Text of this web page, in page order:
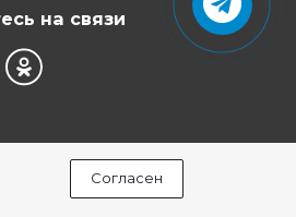
Согласен
на связи